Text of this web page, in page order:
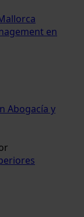
en
Abogacía y